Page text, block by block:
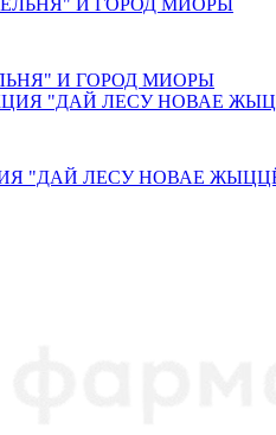
И ГОРОД МИОРЫ
"ДАЙ ЛЕСУ НОВАЕ